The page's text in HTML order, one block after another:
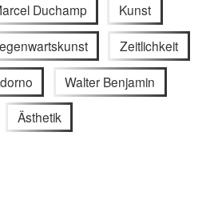
Duchamp Kunst
Zeitlichkeit
Walter Benjamin
Ästhetik